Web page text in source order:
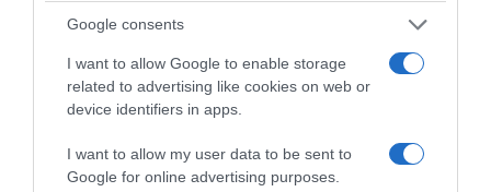
Google consents
I want to allow Google to enable storage
related to advertising like cookies on web or
device identifiers in apps.
I want to allow my user data to be sent to
Google for online advertising purposes.
Σιδηροδρομικών Ατυχημάτων κ. Γ. Δριτσάκο
να της απαντήσει από που «γνωρίζει η
κυβέρνηση και έχει αναγγείλει για το πότε θα
εκδοθεί το πόρισμα της Οργανισμού; Είστε
σε επικοινωνία με την κυβέρνηση;
σημειώνοντας ότι «είναι πολύ σοβαρό και